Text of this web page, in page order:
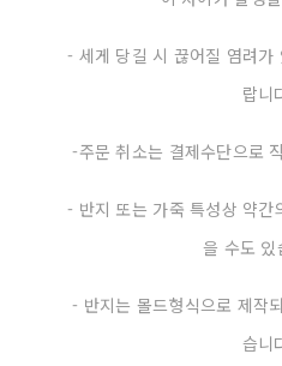
- 세게 당길 시 끊어질 염려
랍니
-주문 취소는 결제수단으로
- 반지 또는 가죽 특성상 약간
을 수도 있
- 반지는 몰드형식으로 제작
습니